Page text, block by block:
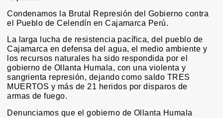
Condenamos la Brutal Represión del Gobierno contra
el Pueblo de Celendín en Cajamarca Perú.
La larga lucha de resistencia pacífica, del pueblo de
Cajamarca en defensa del agua, el medio ambiente y
los recursos naturales ha sido respondida por el
gobierno de Ollanta Humala, con una violenta y
sangrienta represión, dejando como saldo TRES
MUERTOS y más de 21 heridos por disparos de
armas de fuego.
Denunciamos que el gobierno de Ollanta Humala